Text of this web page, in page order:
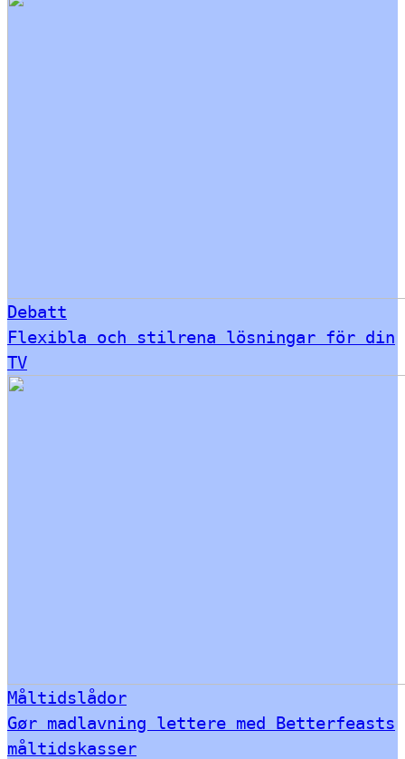
Debatt
Flexibla och stilrena lösningar för din
TV
Måltidslådor
Gør madlavning lettere med Betterfeasts
måltidskasser